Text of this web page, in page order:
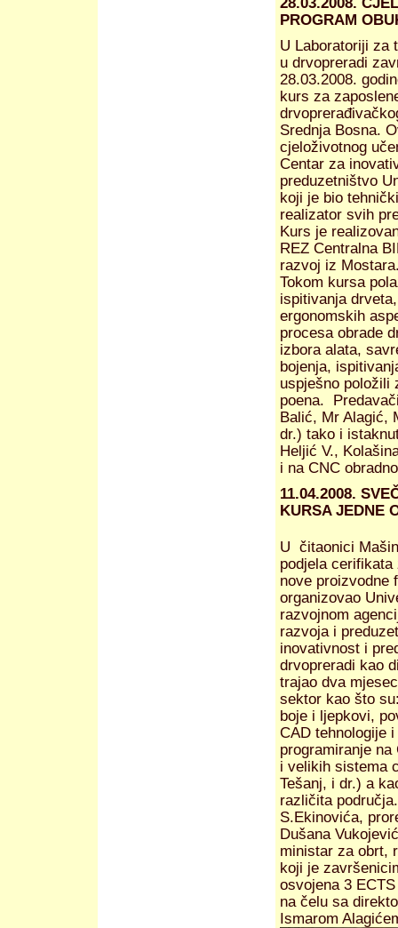
PROGRAM
U Laboratoriji za
u drvopreradi
28.03.2008.
kurs za
Srednja Bosna.
cjeloživotnog
Centar za
preduzetništvo
koji je bio
realizator svih
Kurs je
REZ Centralna
razvoj iz
Tokom kursa
ispitivanja
ergonomskih
procesa obrade
izbora alata,
bojenja,
uspješno položili
poena.
Balić, Mr Alagić,
dr.) tako i
Heljić V.,
i na CNC
11.04.2008.
KURSA JEDNE
U čitaonici
podjela
nove proizvodne
organizovao
razvojnom
razvoja i
inovativnost i
drvopreradi kao
trajao dva
sektor kao što
boje i ljepkovi,
CAD tehnologije
programiranje
i velikih sistema
Tešanj, i dr.) a
različita
S.Ekinovića,
Dušana
ministar za obrt,
koji je
osvojena 3
na čelu sa
Ismarom